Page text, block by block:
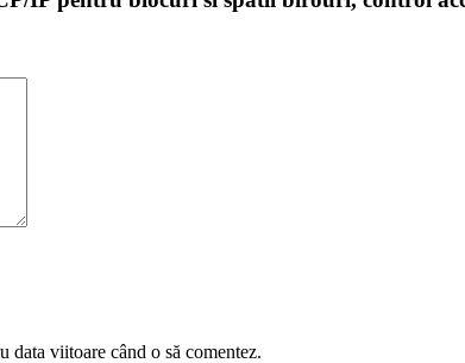
data viitoare când o să comentez.